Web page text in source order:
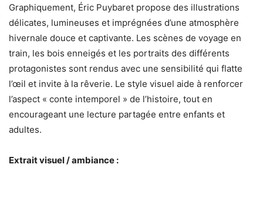
Graphiquement, Éric Puybaret propose des illustrations
délicates, lumineuses et imprégnées d’une atmosphère
hivernale douce et captivante. Les scènes de voyage en
train, les bois enneigés et les portraits des différents
protagonistes sont rendus avec une sensibilité qui flatte
l’œil et invite à la rêverie. Le style visuel aide à renforcer
l’aspect « conte intemporel » de l’histoire, tout en
encourageant une lecture partagée entre enfants et
adultes.
Extrait visuel / ambiance :